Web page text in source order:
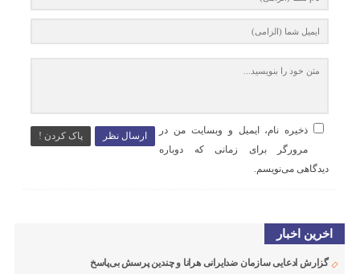
ارسال نظر پاک کردن !
ذخیره نام، ایمیل و وبسایت من در
مرورگر برای زمانی که دوباره
دیدگاهی می‌نویسم.
اخرین اخبار
گزارش ادعایی سازمان ضدایرانی هرانا و چندین پرسش بی‌پاسخ